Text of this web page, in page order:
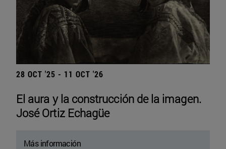
28 OCT '25 - 11 OCT '26
El aura y la construcción de la imagen.
José Ortiz Echagüe
Más información